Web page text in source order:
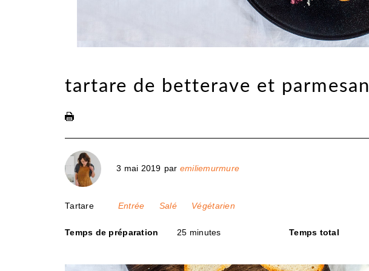
tartare de betterave et parmesan
3 mai 2019 par emiliemurmure
Tartare Entrée Salé Végétarien
Temps de préparation 25 minutes Temps total